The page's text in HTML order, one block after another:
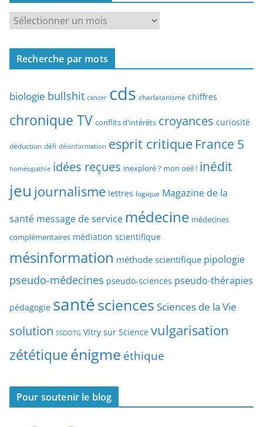
e
e
a
y
e
d
’
a
i
c
e
c
r
h
p
a
t
e
Recherche par mots
biologie bullshit cancer cds charlatanisme chiffres
chronique TV conflits d'intérêts croyances curiosité
déduction défi désinformation esprit critique France 5
homéopathie idées reçues inexploré ? mon oeil ! inédit
jeu journalisme lettres logique Magazine de la
santé message de service médecine médecines
complémentaires médiation scientifique
mésinformation méthode scientifique pipologie
pseudo-médecines pseudo-sciences pseudo-thérapies
pédagogie santésciences Sciences de la Vie
solution SSDOTG Vitry sur Science vulgarisation
zététiqueénigme éthique
Pour soutenir le blog